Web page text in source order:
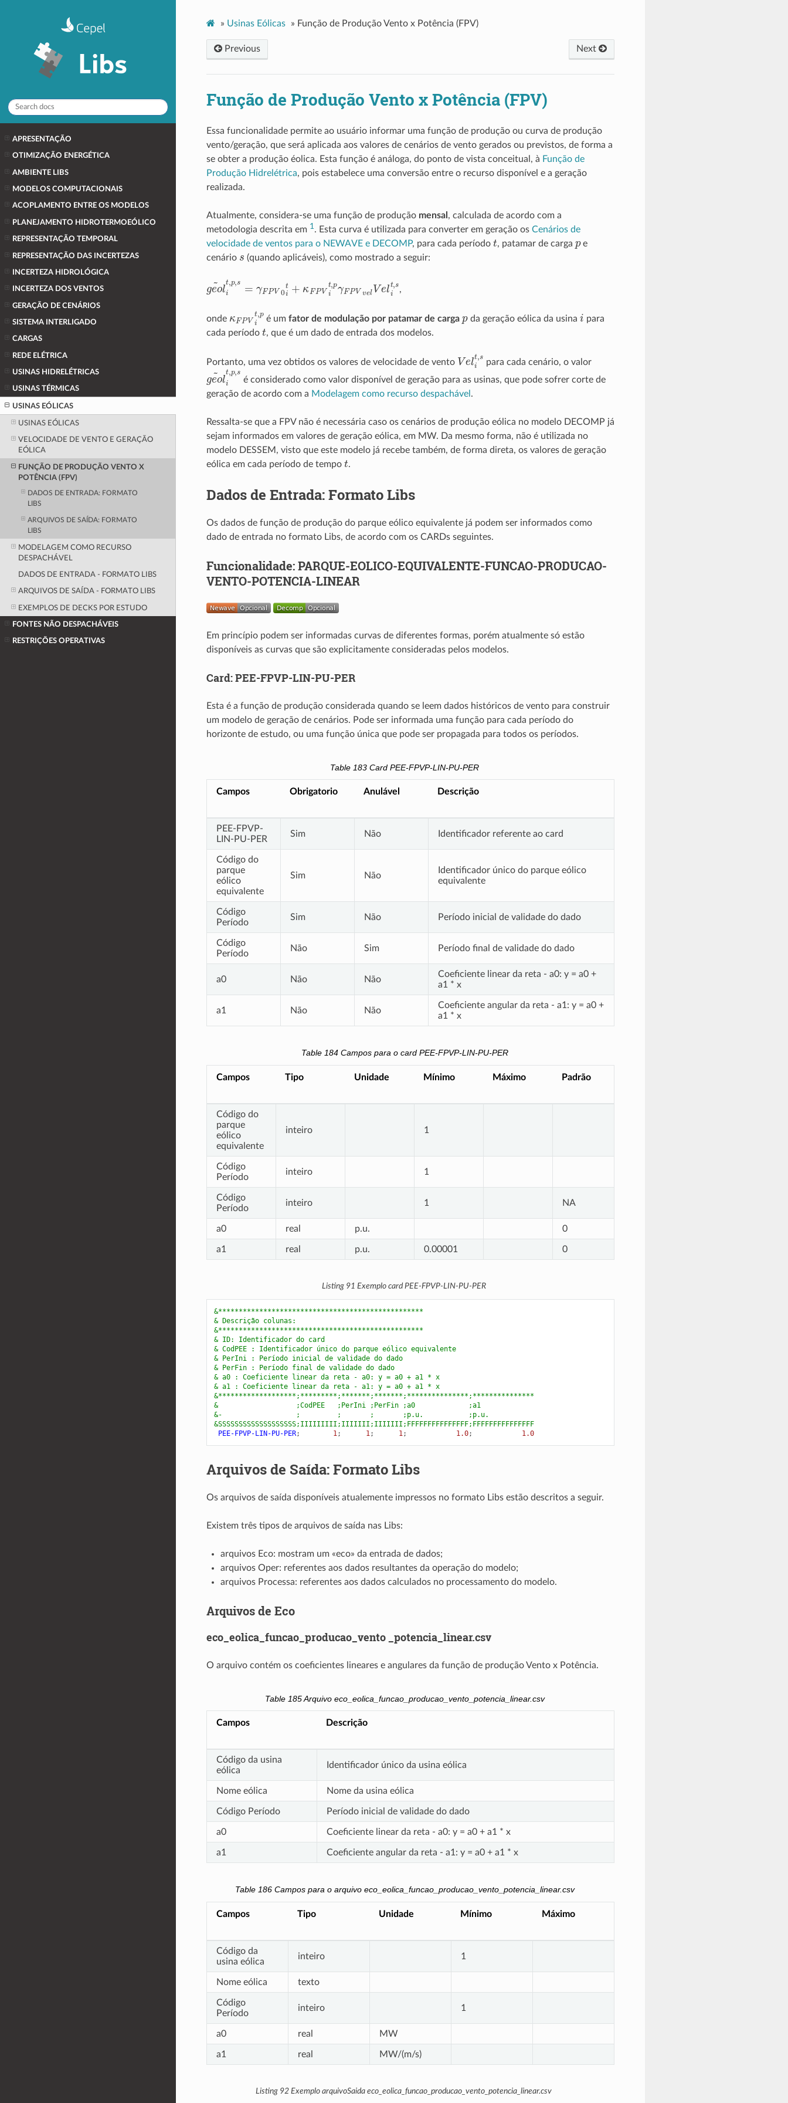
APRESENTAÇÃO
OTIMIZAÇÃO ENERGÉTICA
AMBIENTE LIBS
MODELOS COMPUTACIONAIS
ACOPLAMENTO ENTRE OS MODELOS
PLANEJAMENTO HIDROTERMOEÓLICO
REPRESENTAÇÃO TEMPORAL
REPRESENTAÇÃO DAS INCERTEZAS
INCERTEZA HIDROLÓGICA
INCERTEZA DOS VENTOS
GERAÇÃO DE CENÁRIOS
SISTEMA INTERLIGADO
CARGAS
REDE ELÉTRICA
USINAS HIDRELÉTRICAS
USINAS TÉRMICAS
USINAS EÓLICAS
USINAS EÓLICAS
VELOCIDADE DE VENTO E GERAÇÃO
EÓLICA
FUNÇÃO DE PRODUÇÃO VENTO X
POTÊNCIA (FPV)
DADOS DE ENTRADA: FORMATO
LIBS
ARQUIVOS DE SAÍDA: FORMATO
LIBS
MODELAGEM COMO RECURSO
DESPACHÁVEL
DADOS DE ENTRADA - FORMATO LIBS
ARQUIVOS DE SAÍDA - FORMATO LIBS
EXEMPLOS DE DECKS POR ESTUDO
FONTES NÃO DESPACHÁVEIS
RESTRIÇÕES OPERATIVAS
» Usinas Eólicas » Função de Produção Vento x Potência (FPV)
Next
Previous
Função de Produção Vento x Potência (FPV)
Essa funcionalidade permite ao usuário informar uma função de produção ou curva de produção
vento/geração, que será aplicada aos valores de cenários de vento gerados ou previstos, de forma a
se obter a produção éolica. Esta função é análoga, do ponto de vista conceitual, à Função de
Produção Hidrelétrica, pois estabelece uma conversão entre o recurso disponível e a geração
realizada.
Atualmente, considera-se uma função de produção mensal , calculada de acordo com a
metodologia descrita em 1. Esta curva é utilizada para converter em geração os Cenários de
velocidade de ventos para o NEWAVE e DECOMP, para cada período t, patamar de carga
e
cenário
(quando aplicáveis), como mostrado a seguir:
e ol~it, V i Vi Vv elVe,
onde Vit, p
é umfator de modulação por patamar de carga da geração eólica da usina i para
cada período t, que é um dado de entrada dos modelos.
Portanto, uma vez obtidos os valores de velocidade de vento Ve lit,s para cada cenário, o valor
e ol~it, p
é considerado como valor disponível de geração para as usinas, que pode sofrer corte de
geração de acordo com a Modelagem como recurso despachável .
Ressalta-se que a FPV não é necessária caso os cenários de produção eólica no modelo DECOMP já
sejam informados em valores de geração eólica, em MW. Da mesmo forma, não é utilizada no
modelo DESSEM, visto que este modelo já recebe também, de forma direta, os valores de geração
eólica em cada período de tempo t.
Dados de Entrada: Formato Libs
Os dados de função de produção do parque eólico equivalente já podem ser informados como
dado de entrada no formato Libs, de acordo com os CARDs seguintes.
Funcionalidade: PARQUE-EOLICO-EQUIVALENTE-FUNCAO-PRODUCAO-
VENTO-POTENCIA-LINEAR
Em princípio podem ser informadas curvas de diferentes formas, porém atualmente só estão
disponíveis as curvas que são explicitamente consideradas pelos modelos.
Card: PEE-FPVP-LIN-PU-PER
Esta é a função de produção considerada quando se leem dados históricos de vento para construir
um modelo de geração de cenários. Pode ser informada uma função para cada período do
horizonte de estudo, ou uma função única que pode ser propagada para todos os períodos.
Table 183Card PEE-FPVP-LIN-PU-PER
Campos Obrigatorio Anulável Descrição
PEE-FPVP-
LIN-PU-PER
Sim Não Identificador referente ao card
Código do
parque
eólico
equivalente
Sim Não
Identificador único do parque eólico
equivalente
Código
Período
Sim Não Período inicial de validade do dado
Código
Período
Não Sim Período final de validade do dado
a0 Não Não
Coeficiente linear da reta - a0: y = a0 +
a1 * x
a1 Não Não
Coeficiente angular da reta - a1: y = a0 +
a1 * x
Table 184 Campos para o card PEE-FPVP-LIN-PU-PER
Campos Tipo Unidade Mínimo Máximo Padrão
Código do
parque
eólico
equivalente
inteiro 1
Código
Período
inteiro 1
Código
Período
inteiro 1 NA
a0 real p.u. 0
a1 real p.u. 0.00001 0
Listing 91 Exemplo card PEE-FPVP-LIN-PU-PER
&**************************************************
& Descrição colunas:
&**************************************************
& ID: Identificador do card
& CodPEE : Identificador único do parque eólico equivalente
& PerIni : Período inicial de validade do dado
& PerFin : Período final de validade do dado
& a0 : Coeficiente linear da reta - a0: y = a0 + a1 * x
& a1 : Coeficiente linear da reta - a1: y = a0 + a1 * x
&*******************;*********;*******;*******;***************;***************
&                   ;CodPEE   ;PerIni ;PerFin ;a0             ;a1
&-                  ;         ;       ;       ;p.u.           ;p.u.
&SSSSSSSSSSSSSSSSSSS;IIIIIIIII;IIIIIII;IIIIIII;FFFFFFFFFFFFFFF;FFFFFFFFFFFFFFF
PEE-FPVP-LIN-PU-PER;
        1
;
      1
;
      1
;
            1.0
;
            1.0
Arquivos de Saída: Formato Libs
Os arquivos de saída disponíveis atualemente impressos no formato Libs estão descritos a seguir.
Existem três tipos de arquivos de saída nas Libs:
arquivos Eco: mostram um «eco» da entrada de dados;
arquivos Oper: referentes aos dados resultantes da operação do modelo;
arquivos Processa: referentes aos dados calculados no processamento do modelo.
Arquivos de Eco
eco_eolica_funcao_producao_vento _potencia_linear.csv
O arquivo contém os coeficientes lineares e angulares da função de produção Vento x Potência.
Table 185 Arquivo eco_eolica_funcao_producao_vento_potencia_linear.csv
Campos Descrição
Código da usina
eólica
Identificador único da usina eólica
Nome eólica Nome da usina eólica
Código Período Período inicial de validade do dado
a0 Coeficiente linear da reta - a0: y = a0 + a1 * x
a1 Coeficiente angular da reta - a1: y = a0 + a1 * x
Table 186 Campos para o arquivo eco_eolica_funcao_producao_vento_potencia_linear.csv
Campos Tipo Unidade Mínimo Máximo
Código da
usina eólica
inteiro 1
Nome eólica texto
Código
Período
inteiro 1
a0 real MW
a1 real MW/(m/s)
Listing 92 Exemplo arquivoSaida eco_eolica_funcao_producao_vento_potencia_linear.csv